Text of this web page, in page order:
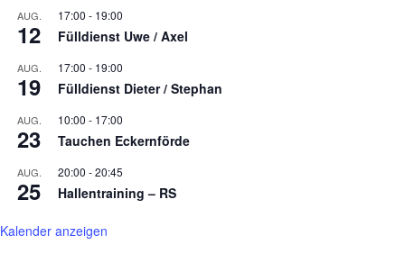
AUG.
12
17:00 - 19:00
Fülldienst Uwe / Axel
AUG.
19
17:00 - 19:00
Fülldienst Dieter / Stephan
AUG.
23
10:00 - 17:00
Tauchen Eckernförde
AUG.
25
20:00 -20:45
Hallentraining – RS
Kalender anzeigen